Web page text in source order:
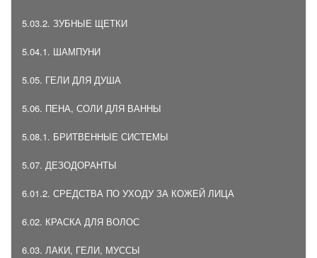
5.03.2. ЗУБНЫЕ ЩЕТКИ
5.04.1. ШАМПУНИ
5.05. ГЕЛИ ДЛЯ ДУША
5.06. ПЕНА, СОЛИ ДЛЯ ВАННЫ
5.08.1. БРИТВЕННЫЕ СИСТЕМЫ
5.07. ДЕЗОДОРАНТЫ
6.01.2. СРЕДСТВА ПО УХОДУ ЗА КОЖЕЙ ЛИЦА
6.02. КРАСКА ДЛЯ ВОЛОС
6.03. ЛАКИ, ГЕЛИ, МУССЫ